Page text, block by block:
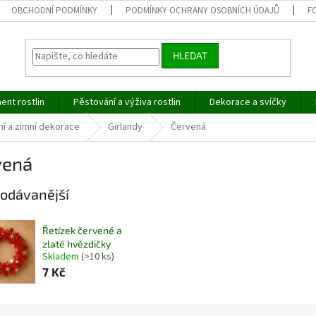
OBCHODNÍ PODMÍNKY PODMÍNKY OCHRANY OSOBNÍCH ÚDAJŮ
HLEDAT
rostlin Pěstování a výživa rostlin Dekorace a svíčky
a zimní dekorace Girlandy Červená
Řetízek červené a
zlaté hvězdičky
Skladem (>10 ks)
7 Kč